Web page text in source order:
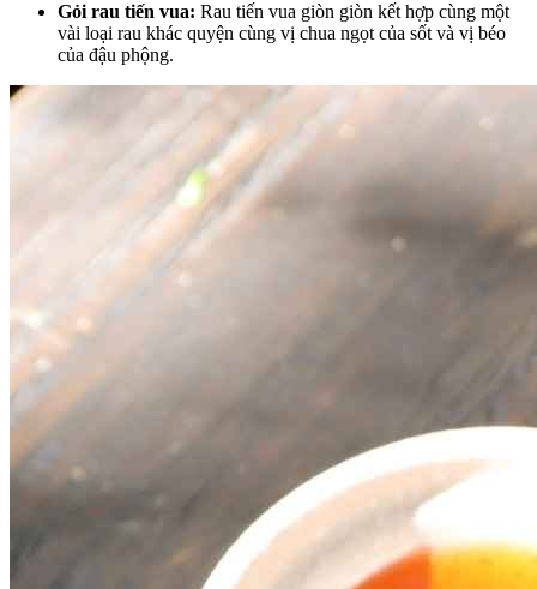
Gỏi rau tiến vua: Rau tiến vua giòn giòn kết hợp cùng một
vài loại rau khác quyện cùng vị chua ngọt của sốt và vị béo
của đậu phộng.